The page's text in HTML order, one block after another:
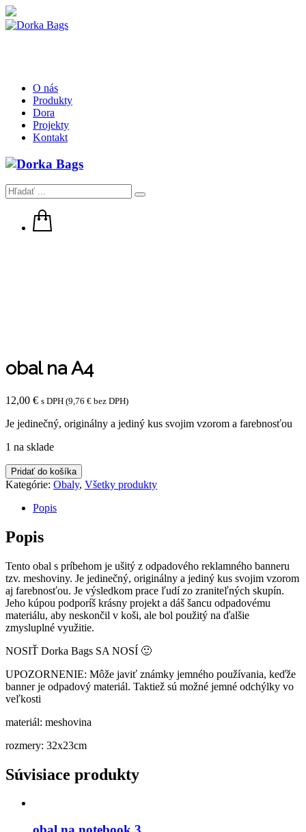
O nás
Produkty
Dora
Projekty
Kontakt
obal na A4
12,00 € s DPH (9,76 € bez DPH)
Je jedinečný, originálny a jediný kus svojim vzorom a farebnosťou
1 na sklade
množstvo
obal
Pridať do košíka
Kategórie: Obaly, Všetky produkty
Popis
Popis
Tento obal s príbehom je ušitý z odpadového reklamného banneru
tzv. meshoviny. Je jedinečný, originálny a jediný kus svojim vzorom
aj farebnosťou. Je výsledkom prace ľudí zo zraniteľných skupín.
Jeho kúpou podporíš krásny projekt a dáš šancu odpadovému
materiálu, aby neskončil v koši, ale bol použitý na ďalšie
zmysluplné využitie.
NOSIŤ Dorka Bags SA NOSÍ 🙂
UPOZORNENIE: Môže javiť známky jemného používania, keďže
banner je odpadový materiál. Taktiež sú možné jemné odchýlky vo
veľkosti
materiál: meshovina
rozmery: 32x23cm
Súvisiace produkty